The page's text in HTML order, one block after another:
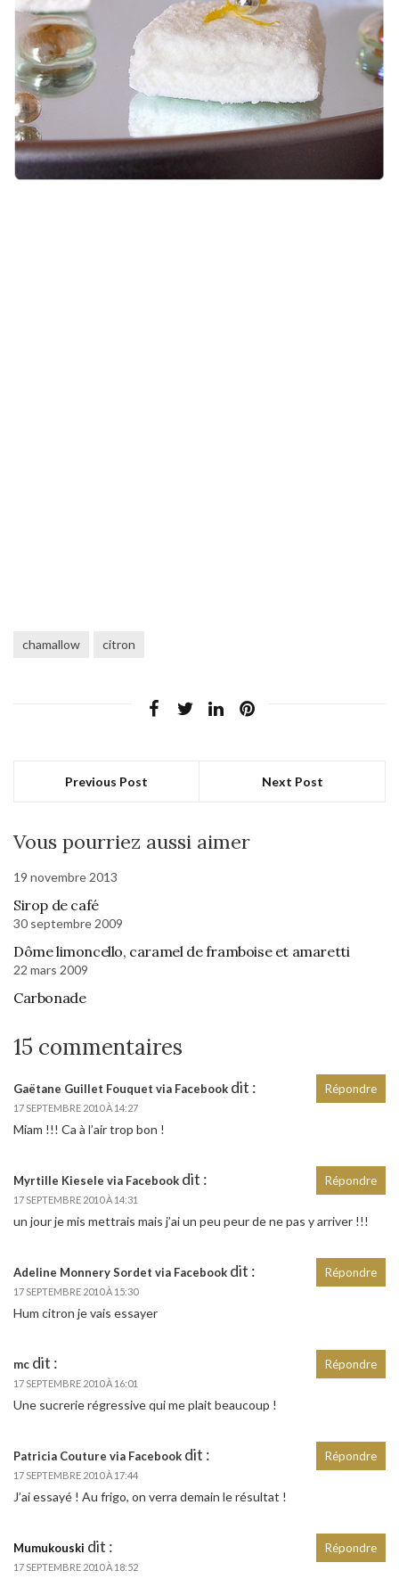
chamallow citron
Previous Post Next Post
Vous pourriez aussi aimer
19 novembre 2013
Sirop de café
30 septembre 2009
Dôme limoncello, caramel de framboise et amaretti
22 mars 2009
Carbonade
15 commentaires
Gaëtane Guillet Fouquet via Facebook dit :
17 SEPTEMBRE 2010 À 14:27
Miam !!! Ca à l’air trop bon !
Répondre
Myrtille Kiesele via Facebook dit :
17 SEPTEMBRE 2010 À 14:31
un jour je mis mettrais mais j’ai un peu peur de ne pas y arriver !!!
Répondre
Adeline Monnery Sordet via Facebook dit :
17 SEPTEMBRE 2010 À 15:30
Hum citron je vais essayer
Répondre
mc dit :
17 SEPTEMBRE 2010 À 16:01
Une sucrerie régressive qui me plait beaucoup !
Répondre
Patricia Couture via Facebook dit :
17 SEPTEMBRE 2010 À 17:44
J’ai essayé ! Au frigo, on verra demain le résultat !
Répondre
Mumukouski dit :
17 SEPTEMBRE 2010 À 18:52
Répondre